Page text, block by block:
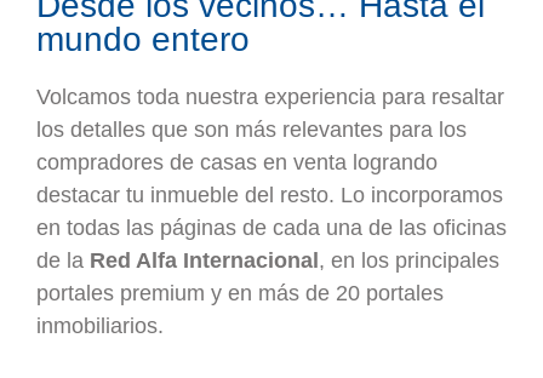
mundo entero
Volcamos toda nuestra experiencia para resaltar
los detalles que son más relevantes para los
compradores de casas en venta logrando
destacar tu inmueble del resto. Lo incorporamos
en todas las páginas de cada una de las oficinas
de la Red Alfa Internacional , en los principales
portales premium y en más de 20 portales
inmobiliarios.